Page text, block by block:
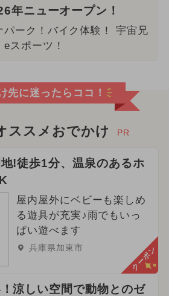
年ニューオープン！
パーク！バイク体験！ 宇宙兄
eスポーツ！
先に迷ったらココ！
ススメおでかけ PR
!徒歩1分、温泉のあるホ
屋内屋外にベビーも楽しめ
る遊具が充実♪雨でもいっ
ぱい遊べます
兵庫県加東市 クーポン
涼しい空間で動物とのゼ